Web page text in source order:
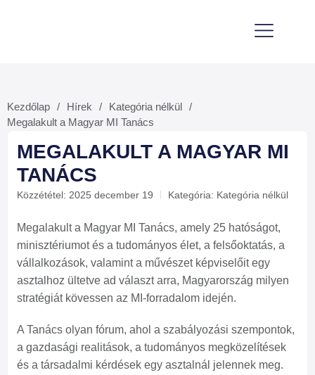
Kezdőlap / Hírek / Kategória nélkül /
Megalakult a Magyar MI Tanács
MEGALAKULT A MAGYAR MI
TANÁCS
Közzététel: 2025 december 19 Kategória: Kategória nélkül
Megalakult a Magyar MI Tanács, amely 25 hatóságot,
minisztériumot és a tudományos élet, a felsőoktatás, a
vállalkozások, valamint a művészet képviselőit egy
asztalhoz ültetve ad választ arra, Magyarország milyen
stratégiát kövessen az MI-forradalom idején.
A Tanács olyan fórum, ahol a szabályozási szempontok,
a gazdasági realitások, a tudományos megközelítések
és a társadalmi kérdések egy asztalnál jelennek meg.